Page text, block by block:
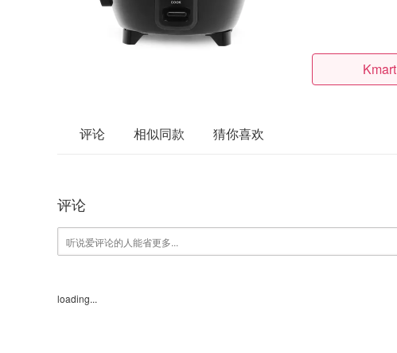
Kmart
评论 相似同款 猜你喜欢
评论
loading...